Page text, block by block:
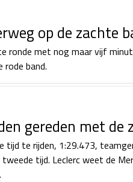
op de zachte
ronde met nog maar vijf
rode band.
gereden met de
tijd te rijden, 1:29.473,
tijd. Leclerc weet de